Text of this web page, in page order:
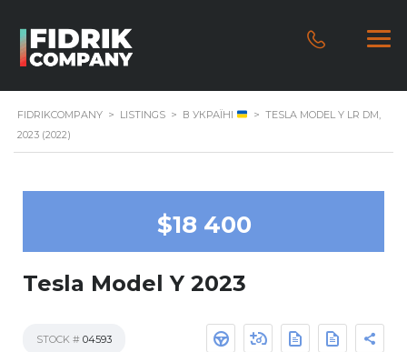
FIDRIKCOMPANY > LISTINGS > В УКРАЇНІ > TESLA MODEL Y LR DM,
2023 (2022)
$18 400
Tesla Model Y 2023
STOCK # 04593